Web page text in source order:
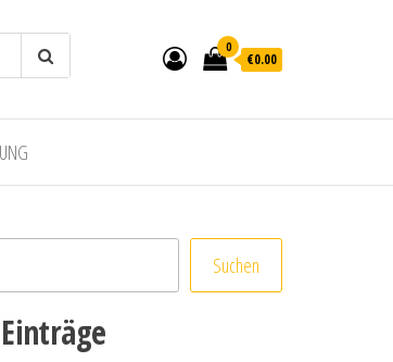
0
€0.00
Suchen